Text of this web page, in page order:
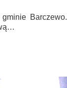
Barczewo.